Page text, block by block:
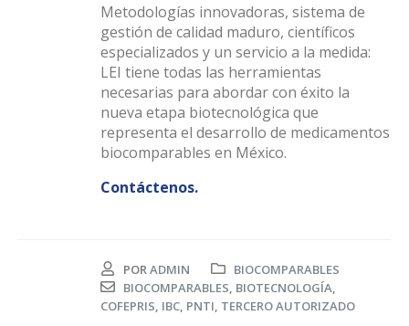
Metodologías innovadoras, sistema de
gestión de calidad maduro, científicos
especializados y un servicio a la medida:
LEI tiene todas las herramientas
necesarias para abordar con éxito la
nueva etapa biotecnológica que
representa el desarrollo de medicamentos
biocomparables en México.
Contáctenos.
PORADMIN
BIOCOMPARABLES
BIOCOMPARABLES, BIOTECNOLOGÍA,
COFEPRIS, IBC, PNTI, TERCERO AUTORIZADO